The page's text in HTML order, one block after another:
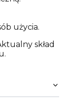
użycia.
skład